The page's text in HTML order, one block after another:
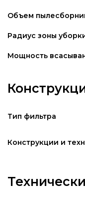
Объем
Радиус зоны
Мощность
Тип фильтра
Конструкции и